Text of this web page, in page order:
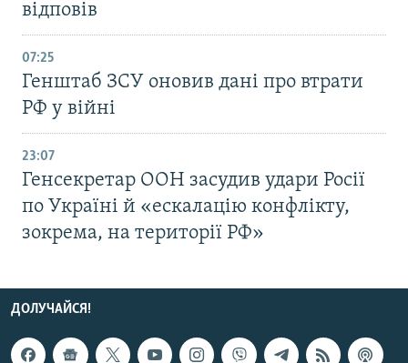
відповів
07:25
Генштаб ЗСУ оновив дані про втрати
РФ у війні
23:07
Генсекретар ООН засудив удари Росії
по Україні й «ескалацію конфлікту,
зокрема, на території РФ»
ДОЛУЧАЙСЯ!